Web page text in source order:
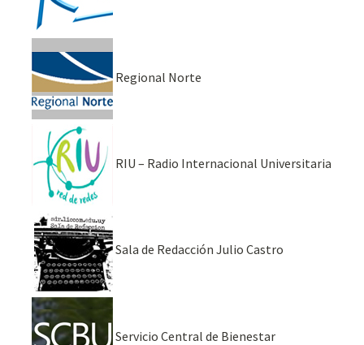
Regional Norte
RIU – Radio Internacional Universitaria
Sala de Redacción Julio Castro
Servicio Central de Bienestar